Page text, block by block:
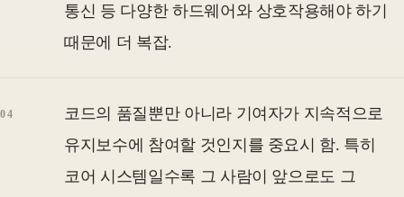
통신 등 다양한 하드웨어와 상호작용해야 하기
때문에 더 복잡.
코드의 품질뿐만 아니라 기여자가 지속적으로
유지보수에 참여할 것인지를 중요시 함. 특히
코어 시스템일수록 그 사람이 앞으로도 그